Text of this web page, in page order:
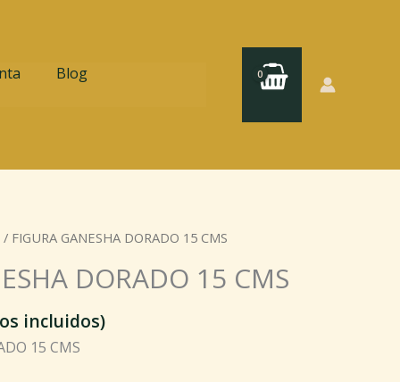
Blog
/ FIGURA GANESHA DORADO 15 CMS
DORADO 15 CMS
incluidos)
15 CMS